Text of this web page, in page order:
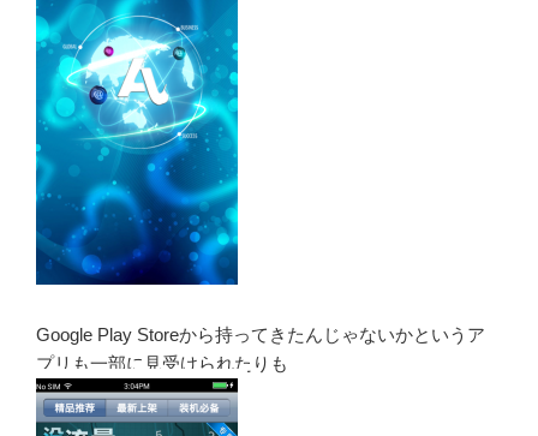
Google Play Storeから持ってきたんじゃないかというア
プリも一部に見受けられたりも